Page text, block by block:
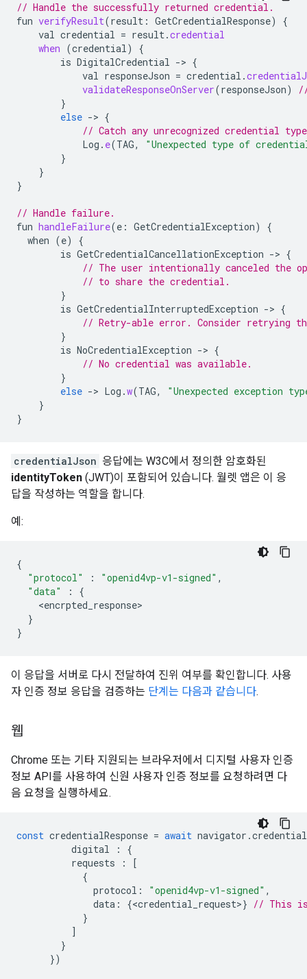
// Handle the successfully returned credential.
fun verifyResult(result : GetCredentialResponse)
{
val credential = result.credential
when (credential)
{
is DigitalCredential -> {
val responseJson = credential .
validateResponseOnServer(responseJson)
}
else -> {
// Catch any unrecognized credential
Log . e(TAG,
"Unexpected type of
}
}
}
// Handle failure.
fun handleFailure(e : GetCredentialException)
{
when (e)
{
is GetCredentialCancellationException -> {
// The user intentionally canceled the
// to share the credential.
}
is GetCredentialInterruptedException -> {
// Retry-able error. Consider retrying
}
is NoCredentialException -> {
// No credential was available.
}
else -> Log .w(TAG,
"Unexpected exception
}
}
credentialJson 응답에는 W3C에서 정의한 암호화된
identityToken (JWT)이 포함되어 있습니다. 월렛 앱은 이 응
답을 작성하는 역할을 합니다.
예:
{
"protocol"
: "openid4vp-v1-signed" ,
"data"
:
{
<encrpted_response
}
}
이 응답을 서버로 다시 전달하여 진위 여부를 확인합니다. 사용
자 인증 정보 응답을 검증하는 단계는 다음과 같습니다.
웹
Chrome 또는 기타 지원되는 브라우저에서 디지털 사용자 인증
정보 API를 사용하여 신원 사용자 인증 정보를 요청하려면 다
음 요청을 실행하세요.
const credentialResponse = await navigator .
digital
:
{
requests
:
[
{
protocol : "openid4vp-v1-signed" ,
data : {<credential_request>} // This
}
]
}
})